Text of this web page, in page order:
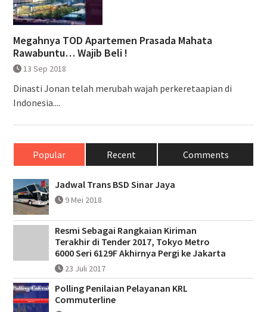
Megahnya TOD Apartemen Prasada Mahata
Rawabuntu… Wajib Beli !
13 Sep 2018
Dinasti Jonan telah merubah wajah perkeretaapian di
Indonesia....
Popular Recent Comments
Jadwal Trans BSD Sinar Jaya
9 Mei 2018
Resmi Sebagai Rangkaian Kiriman
Terakhir di Tender 2017, Tokyo Metro
6000 Seri 6129F Akhirnya Pergi ke Jakarta
23 Juli 2017
Polling Penilaian Pelayanan KRL
Commuterline